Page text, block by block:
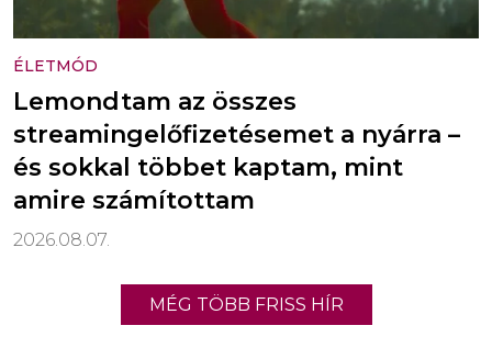
ÉLETMÓD
Lemondtam az összes
streamingelőfizetésemet a nyárra –
és sokkal többet kaptam, mint
amire számítottam
2026.08.07.
MÉG TÖBB FRISS HÍR